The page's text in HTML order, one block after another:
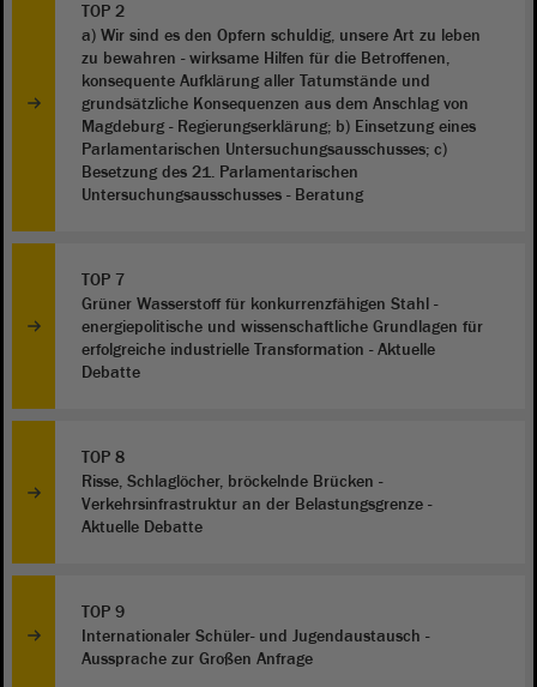
TOP 2
a) Wir sind es den Opfern schuldig, unsere Art zu leben
zu bewahren - wirksame Hilfen für die Betroffenen,
konsequente Aufklärung aller Tatumstände und
grundsätzliche Konsequenzen aus dem Anschlag von
Magdeburg - Regierungserklärung; b) Einsetzung eines
Parlamentarischen Untersuchungsausschusses; c)
Besetzung des 21. Parlamentarischen
Untersuchungsausschusses - Beratung
TOP 7
Grüner Wasserstoff für konkurrenzfähigen Stahl -
energiepolitische und wissenschaftliche Grundlagen für
erfolgreiche industrielle Transformation - Aktuelle
Debatte
TOP 8
Risse, Schlaglöcher, bröckelnde Brücken -
Verkehrsinfrastruktur an der Belastungsgrenze -
Aktuelle Debatte
TOP 9
Internationaler Schüler- und Jugendaustausch -
Aussprache zur Großen Anfrage